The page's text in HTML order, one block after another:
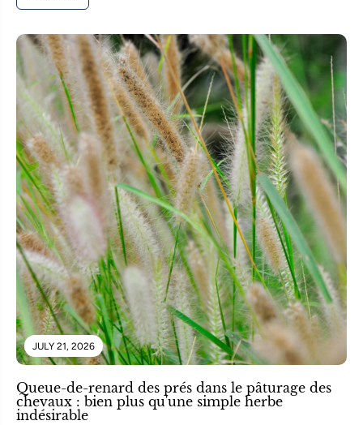
JULY 21, 2026
Queue-de-renard des prés dans le pâturage des
chevaux : bien plus qu'une simple herbe
indésirable